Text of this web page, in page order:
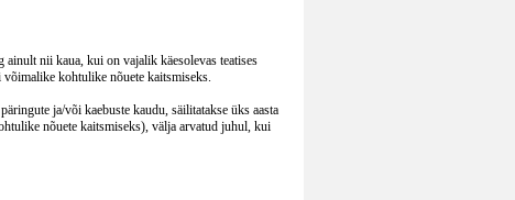
nii kaua, kui on vajalik käesolevas teatises
kohtulike nõuete kaitsmiseks.
ja/või kaebuste kaudu, säilitatakse üks aasta
nõuete kaitsmiseks), välja arvatud juhul, kui